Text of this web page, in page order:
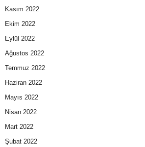
Kasım 2022
Ekim 2022
Eylül 2022
Ağustos 2022
Temmuz 2022
Haziran 2022
Mayıs 2022
Nisan 2022
Mart 2022
Şubat 2022